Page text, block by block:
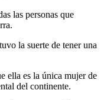
las personas que
la suerte de tener una
ella es la única mujer de
del continente.